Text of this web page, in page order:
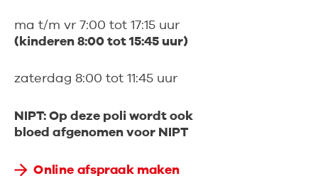
ma t/m vr 7:00 tot 17:15 uur
(kinderen 8:00 tot 15:45 uur)
zaterdag 8:00 tot 11:45 uur
NIPT: Op deze poli wordt ook
bloed afgenomen voor NIPT
Online afspraak maken